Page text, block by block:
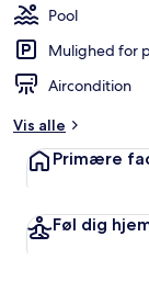
Pool
Mulighed for
Aircondition
Vis alle
Primære
Føl dig